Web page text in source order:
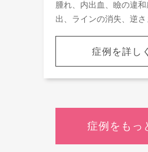
腫れ、内出血、瞼の違
出、ラインの消失、逆
症例を詳し
症例をもっ